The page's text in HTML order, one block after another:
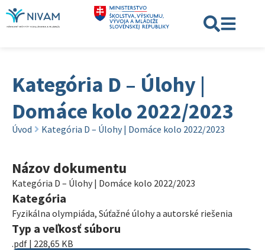
Kategória D – Úlohy |
Domáce kolo 2022/2023
Úvod Kategória D – Úlohy | Domáce kolo 2022/2023
Názov dokumentu
Kategória D – Úlohy | Domáce kolo 2022/2023
Kategória
Fyzikálna olympiáda, Súťažné úlohy a autorské riešenia
Typ a veľkosť súboru
.pdf | 228,65 KB